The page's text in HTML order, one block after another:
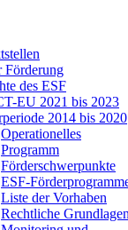
För­de­rung
des ESF
EU 2021 bis 2023
2014 bis 2020
Ope­ra­tio­nel­les
Pro­gramm
För­der­schwer­punk­te
ESF-
Lis­te der Vor­ha­ben
Recht­li­che Grund­la­gen